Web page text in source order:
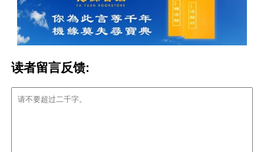
读者留言反馈: